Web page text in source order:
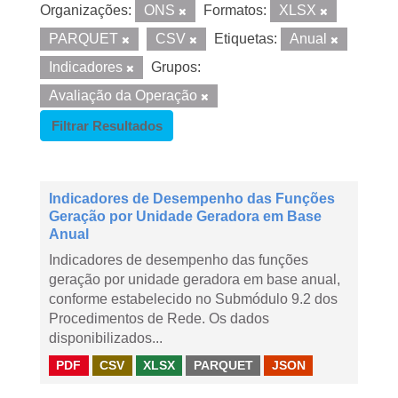
Organizações: ONS Formatos:
XLSX
PARQUET
CSV Etiquetas:
Anual
Indicadores
Grupos:
Avaliação da Operação
Filtrar Resultados
Indicadores de Desempenho das Funções
Geração por Unidade Geradora em Base
Anual
Indicadores de desempenho das funções
geração por unidade geradora em base anual,
conforme estabelecido no Submódulo 9.2 dos
Procedimentos de Rede. Os dados
disponibilizados...
PDF CSV XLSX PARQUET JSON